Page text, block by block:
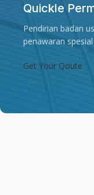
Quickle
Pendirian badan
penawaran
Get Your Qoute